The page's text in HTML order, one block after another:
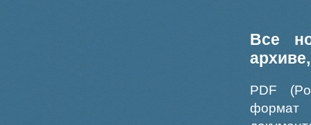
Все
PDF
формат